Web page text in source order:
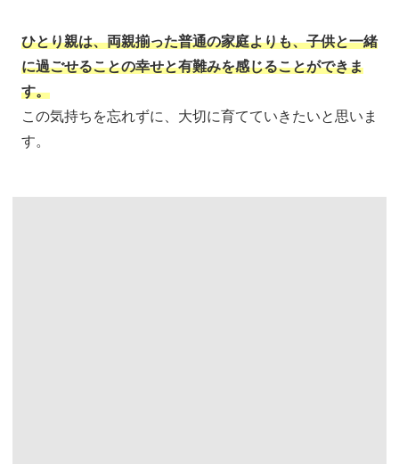
ひとり親は、両親揃った普通の家庭よりも、子供と一緒
に過ごせることの幸せと有難みを感じることができま
す。
この気持ちを忘れずに、大切に育てていきたいと思いま
す。